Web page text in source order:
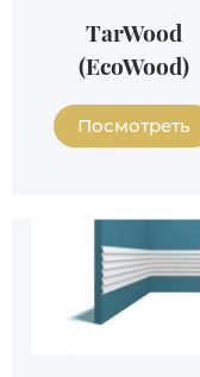
TarWood
(EcoWood)
Посмотреть